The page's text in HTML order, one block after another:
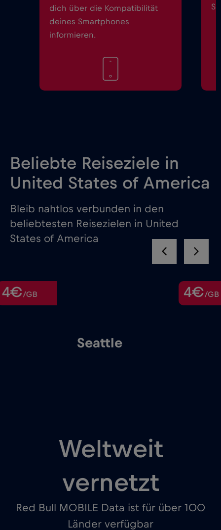
dich über die Kompatibilität
deines Smartphones
informieren.
Beliebte Reiseziele in
United States of America
Bleib nahtlos verbunden in den
beliebtesten Reisezielen in United
States of America
Seattle
Weltweit
vernetzt
Red Bull MOBILE Data ist für über 100
Länder verfügbar